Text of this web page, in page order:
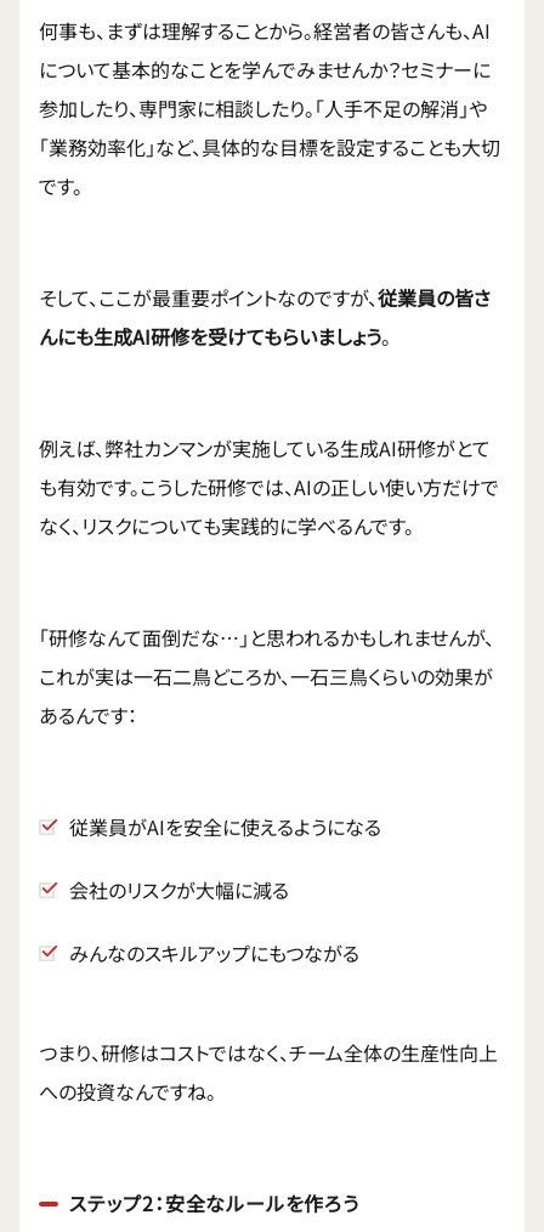
何事も、まずは理解することから。経営者の皆さんも、AI
について基本的なことを学んでみませんか？セミナーに
参加したり、専門家に相談したり。「人手不足の解消」や
「業務効率化」など、具体的な目標を設定することも大切
です。
そして、ここが最重要ポイントなのですが、従業員の皆さ
んにも生成AI研修を受けてもらいましょう。
例えば、弊社カンマンが実施している生成AI研修がとて
も有効です。こうした研修では、AIの正しい使い方だけで
なく、リスクについても実践的に学べるんです。
「研修なんて面倒だな…」と思われるかもしれませんが、
これが実は一石二鳥どころか、一石三鳥くらいの効果が
あるんです：
従業員がAIを安全に使えるようになる
会社のリスクが大幅に減る
みんなのスキルアップにもつながる
つまり、研修はコストではなく、チーム全体の生産性向上
への投資なんですね。
ステップ2：安全なルールを作ろう